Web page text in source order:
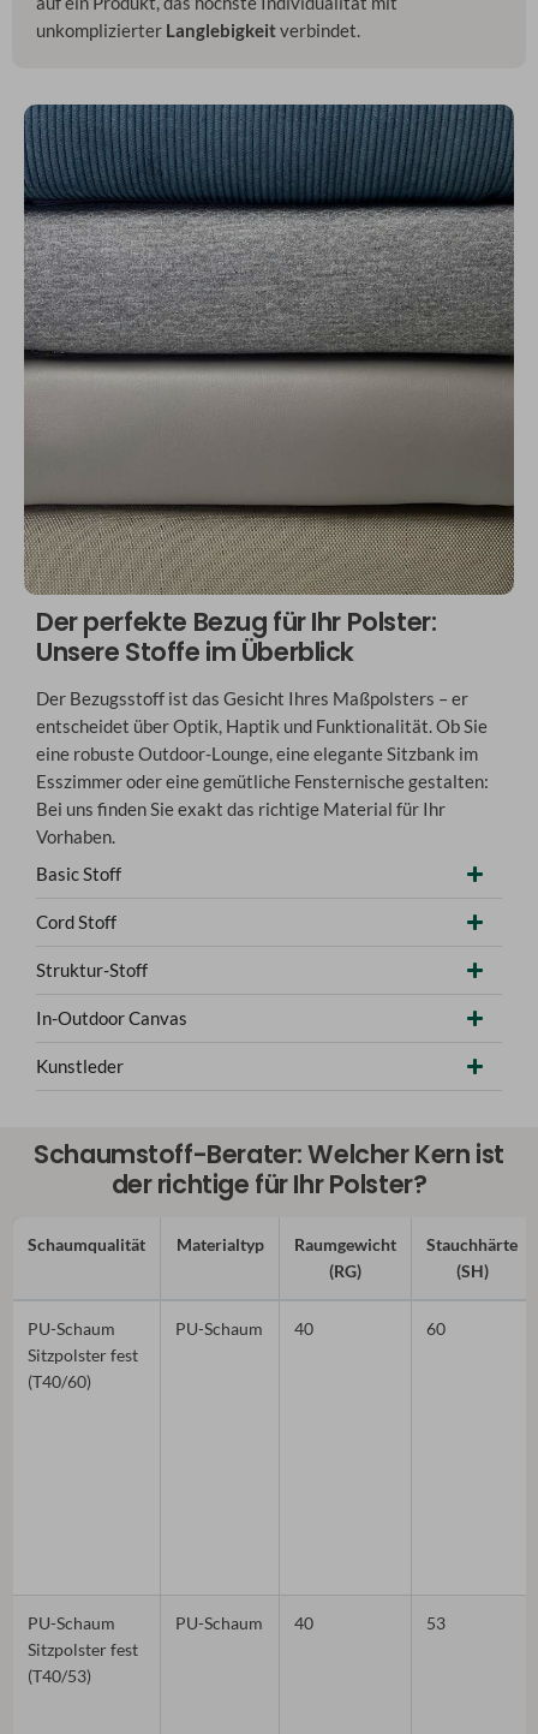
unkomplizierter Langlebigkeitverbindet.
Der perfekte Bezug für Ihr Polster:
Unsere Stoffe im Überblick
Der Bezugsstoff ist das Gesicht Ihres Maßpolsters – er
entscheidet über Optik, Haptik und Funktionalität. Ob Sie
eine robuste Outdoor-Lounge, eine elegante Sitzbank im
Esszimmer oder eine gemütliche Fensternische gestalten:
Bei uns finden Sie exakt das richtige Material für Ihr
Vorhaben.
Basic Stoff
Cord Stoff
Struktur-Stoff
In-Outdoor Canvas
Kunstleder
Schaumstoff-Berater: Welcher Kern ist
der richtige für Ihr Polster?
Schaumqualität Materialtyp
Raumgewicht
(RG)
Stauchhärte
(SH)
PU-Schaum
Sitzpolster fest
(T40/60)
PU-Schaum 40 60
PU-Schaum
Sitzpolster fest
(T40/53)
PU-Schaum 40 53